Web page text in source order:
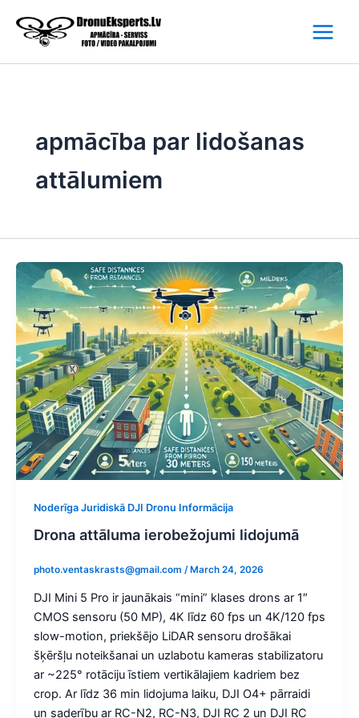
content
apmācība par lidošanas
attālumiem
Noderīga Juridiskā DJI Dronu Informācija
Drona attāluma ierobežojumi lidojumā
photo.ventaskrasts@gmail.com / March 24, 2026
DJI Mini 5 Pro ir jaunākais “mini” klases drons ar 1″
CMOS sensoru (50 MP), 4K līdz 60 fps un 4K/120 fps
slow-motion, priekšējo LiDAR sensoru drošākai
šķēršļu noteikšanai un uzlabotu kameras stabilizatoru
ar ~225° rotāciju īstiem vertikālajiem kadriem bez
crop. Ar līdz 36 min lidojuma laiku, DJI O4+ pārraidi
un saderību ar RC-N2, RC-N3, DJI RC 2 un DJI RC